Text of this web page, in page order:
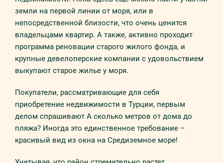
земли на первой линии от моря, или в
непосредственной близости, что очень ценится
владельцами квартир. А также, активно проходит
программа реновации старого жилого фонда, и
крупные девелоперские компании с удовольствием
выкупают старое жилье у моря.
Покупатели, рассматривающие для себя
приобретение недвижимости в Турции, первым
делом спрашивают А сколько метров от дома до
пляжа? Иногда это единственное требование –
красивый вид из окна на Средиземное море!